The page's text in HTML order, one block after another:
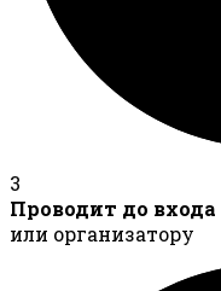
3
Проводит до входа
или организатору